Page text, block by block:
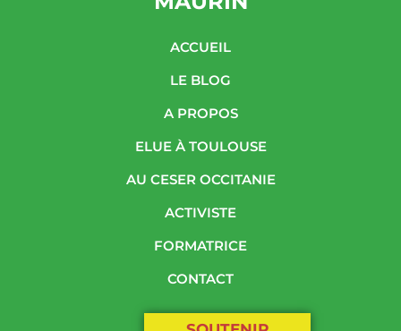
ACCUEIL
LE BLOG
A PROPOS
ELUE À TOULOUSE
AU CESER OCCITANIE
ACTIVISTE
FORMATRICE
CONTACT